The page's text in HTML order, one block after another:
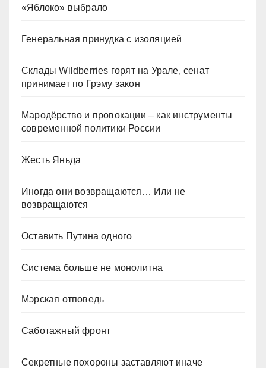
«Яблоко» выбрало
Генеральная принудка с изоляцией
Склады Wildberries горят на Урале, сенат
принимает по Грэму закон
Мародёрство и провокации – как инструменты
современной политики России
Жесть Яньда
Иногда они возвращаются… Или не
возвращаются
Оставить Путина одного
Система больше не монолитна
Мэрская отповедь
Саботажный фронт
Секретные похороны заставляют иначе